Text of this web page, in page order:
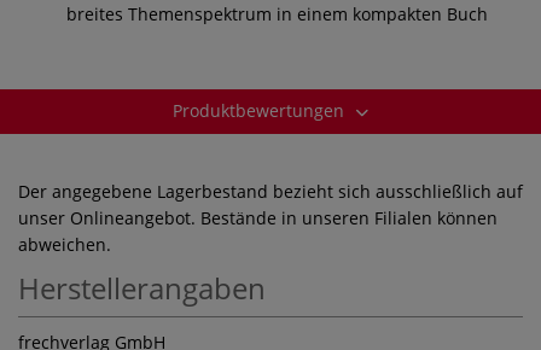
breites Themenspektrum in einem kompakten Buch
Produktbewertungen
Der angegebene Lagerbestand bezieht sich ausschließlich auf
unser Onlineangebot. Bestände in unseren Filialen können
abweichen.
Herstellerangaben
frechverlag GmbH